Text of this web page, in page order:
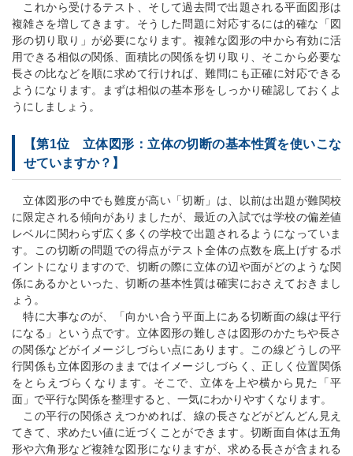
これから受けるテスト、そして過去問で出題される平面図形は
複雑さを増してきます。そうした問題に対応するには的確な「図
形の切り取り」が必要になります。複雑な図形の中から有効に活
用できる相似の関係、面積比の関係を切り取り、そこから必要な
長さの比などを順に求めて行ければ、難問にも正確に対応できる
ようになります。まずは相似の基本形をしっかり確認しておくよ
うにしましょう。
【第1位 立体図形：立体の切断の基本性質を使いこな
せていますか？】
立体図形の中でも難度が高い「切断」は、以前は出題が難関校
に限定される傾向がありましたが、最近の入試では学校の偏差値
レベルに関わらず広く多くの学校で出題されるようになっていま
す。この切断の問題での得点がテスト全体の点数を底上げするポ
イントになりますので、切断の際に立体の辺や面がどのような関
係にあるかといった、切断の基本性質は確実におさえておきまし
ょう。
特に大事なのが、「向かい合う平面上にある切断面の線は平行
になる」という点です。立体図形の難しさは図形のかたちや長さ
の関係などがイメージしづらい点にあります。この線どうしの平
行関係も立体図形のままではイメージしづらく、正しく位置関係
をとらえづらくなります。そこで、立体を上や横から見た「平
面」で平行な関係を整理すると、一気にわかりやすくなります。
この平行の関係さえつかめれば、線の長さなどがどんどん見え
てきて、求めたい値に近づくことができます。切断面自体は五角
形や六角形など複雑な図形になりますが、求める長さが含まれる